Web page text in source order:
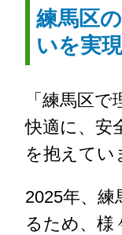
練馬区
いを実現
「練馬区
快適に、安
を抱えてい
2025年、
るため、様